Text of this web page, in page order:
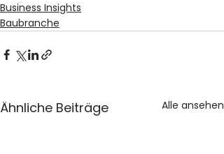
Business Insights
Baubranche
Ähnliche Beiträge Alle ansehen